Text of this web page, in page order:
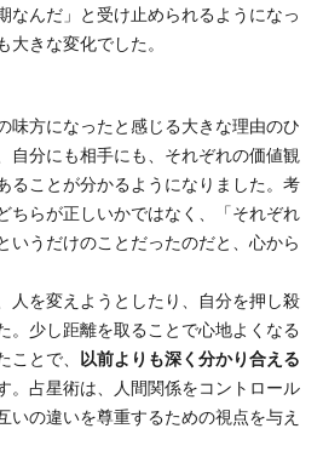
なんだ」と受け止められるようになっ
きな変化でした。
味方になったと感じる大きな理由のひ
自分にも相手にも、それぞれの価値観
ることが分かるようになりました。考
ちらが正しいかではなく、「それぞれ
いうだけのことだったのだと、心から
人を変えようとしたり、自分を押し殺
。少し距離を取ることで心地よくなる
とで、 以前よりも深く分かり合える
。占星術は、人間関係をコントロール
いの違いを尊重するための視点を与え